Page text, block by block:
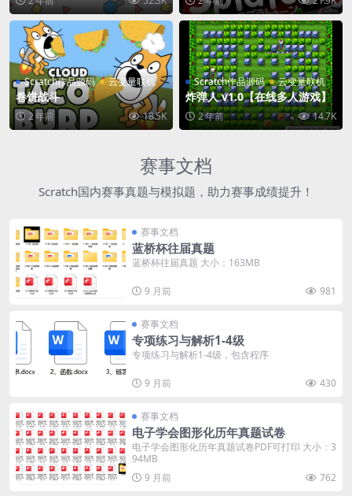
Scratch作品源码 云变量联机
卷饼战斗
2 年前 18.5K
Scratch作品源码 云变量联机
炸弹人 v1.0【在线多人游戏】
2 年前 14.7K
赛事文档
Scratch国内赛事真题与模拟题，助力赛事成绩提升！
赛事文档
蓝桥杯往届真题
蓝桥杯往届真题 大小：163MB
9 月前 981
赛事文档
专项练习与解析1-4级
专项练习与解析1-4级，包含程序
9 月前 430
赛事文档
电子学会图形化历年真题试卷
电子学会图形化历年真题试卷PDF可打印 大小：3
94MB
9 月前
762